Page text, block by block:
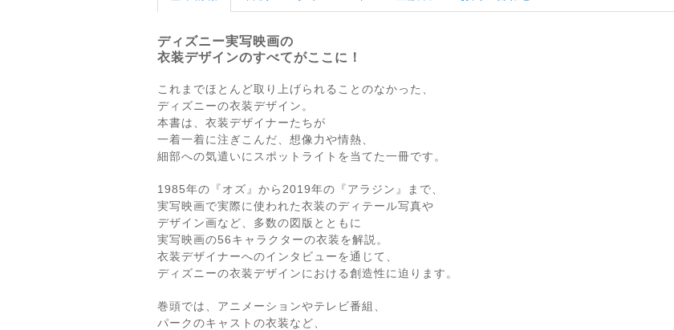
ディズニー実写映画の
衣装デザインのすべてがここに！
これまでほとんど取り上げられることのなかった、
ディズニーの衣装デザイン。
本書は、衣装デザイナーたちが
一着一着に注ぎこんだ、想像力や情熱、
細部への気遣いにスポットライトを当てた一冊です。
1985年の『オズ』から2019年の『アラジン』まで、
実写映画で実際に使われた衣装のディテール写真や
デザイン画など、多数の図版とともに
実写映画の56キャラクターの衣装を解説。
衣装デザイナーへのインタビューを通じて、
ディズニーの衣装デザインにおける創造性に迫ります。
巻頭では、アニメーションやテレビ番組、
パークのキャストの衣装など、